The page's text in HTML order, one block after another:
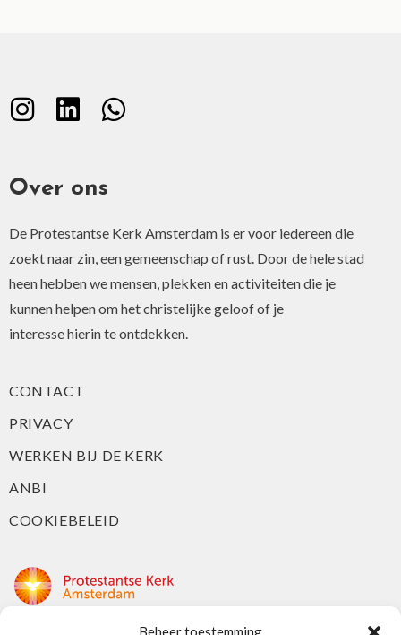
Beheer toestemming
Over ons
De Protestantse Kerk Amsterdam is er voor iedereen die
zoekt naar zin, een gemeenschap of rust. Door de hele stad
heen hebben we mensen, plekken en activiteiten die je
kunnen helpen om het christelijke geloof of je
interesse hierin te ontdekken.
CONTACT
PRIVACY
WERKEN BIJ DE KERK
ANBI
COOKIEBELEID